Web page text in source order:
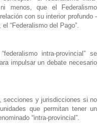
menos, que el Federalismo
con su interior profundo -
“Federalismo del Pago”.
intra-provincial” se
impulsar un debate necesario
secciones y jurisdicciones si no
que permitan tener un
“intra-provincial”.